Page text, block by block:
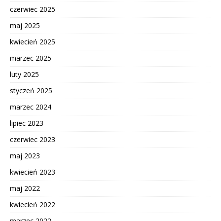
czerwiec 2025
maj 2025
kwiecień 2025
marzec 2025
luty 2025
styczeń 2025
marzec 2024
lipiec 2023
czerwiec 2023
maj 2023
kwiecień 2023
maj 2022
kwiecień 2022